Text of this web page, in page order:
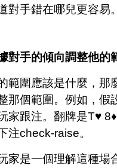
對手錯在哪兒更容易。
對手的傾向調整他的
範圍應該是什麼，那
那個範圍。例如，假
家跟注。翻牌是T♥
注check-raise。
家是一個理解這種場